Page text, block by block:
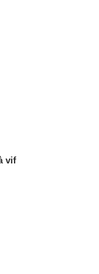
vif